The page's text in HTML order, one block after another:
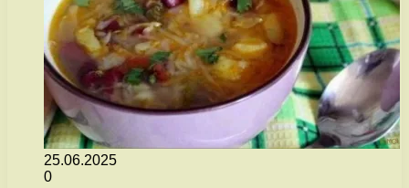
25.06.2025
0